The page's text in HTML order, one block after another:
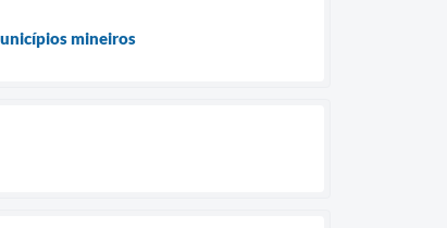
mineiros